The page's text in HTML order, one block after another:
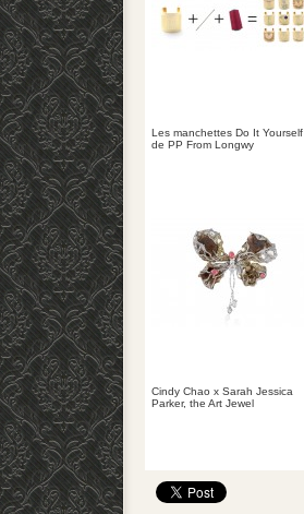
Les manchettes Do It Yourself
de PP From Longwy
Cindy Chao x Sarah Jessica
Parker, the Art Jewel